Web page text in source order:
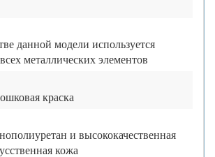
данной модели используется
металлических элементов
краска
и высококачественная
кожа